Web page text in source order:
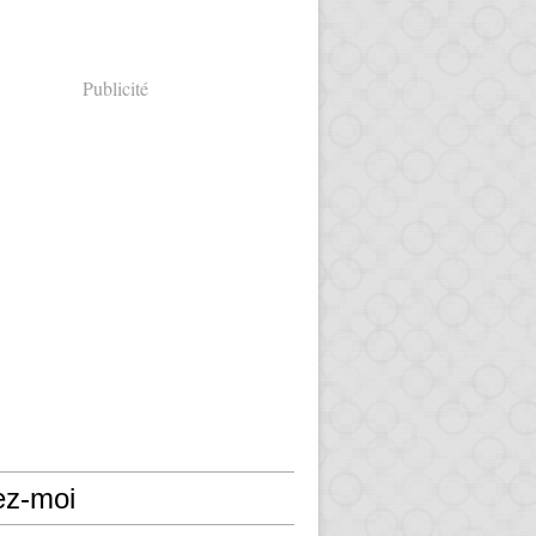
Publicité
moi